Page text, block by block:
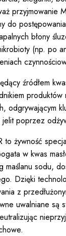
przyjmowanie
do
błony
(np. po
źródłem
odgrywającym
poprzez
to żywność
w kwas
maślanu sodu,
Dzięki
z
uwalniane są